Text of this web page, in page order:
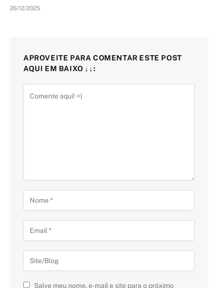
26/12/2025
APROVEITE PARA COMENTAR ESTE POST
AQUI EM BAIXO ↓↓:
Salve meu nome, e-mail e site para o próximo